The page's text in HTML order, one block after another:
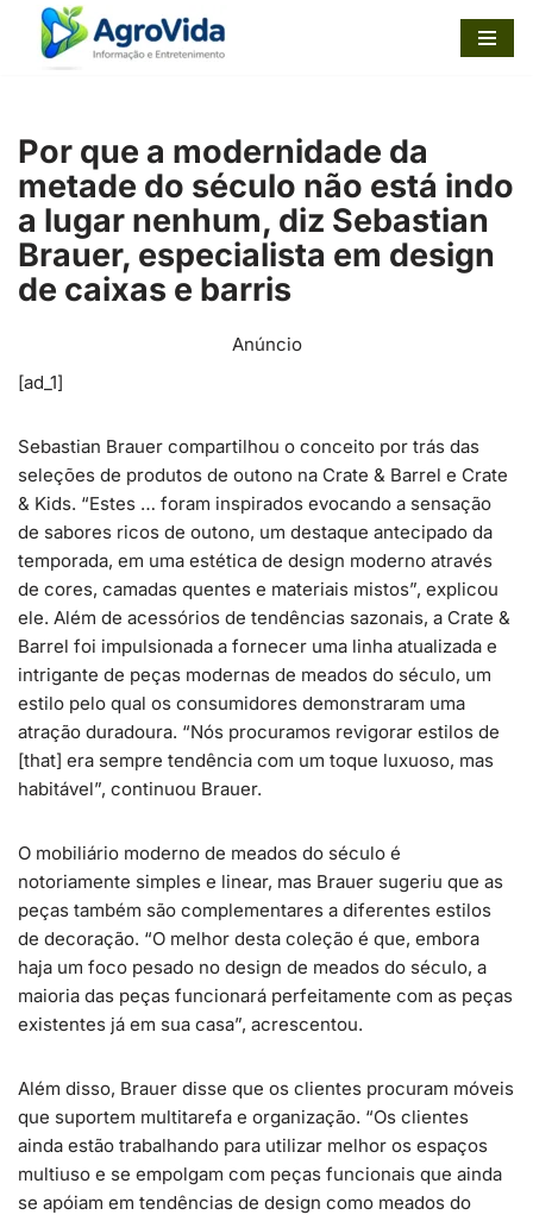
Pular
conteúdo
Por que a modernidade da
metade do século não está indo
a lugar nenhum, diz Sebastian
Brauer, especialista em design
de caixas e barris
Anúncio
[ad_1]
Sebastian Brauer compartilhou o conceito por trás das
seleções de produtos de outono na Crate & Barrel e Crate
& Kids. “Estes … foram inspirados evocando a sensação
de sabores ricos de outono, um destaque antecipado da
temporada, em uma estética de design moderno através
de cores, camadas quentes e materiais mistos”, explicou
ele. Além de acessórios de tendências sazonais, a Crate &
Barrel foi impulsionada a fornecer uma linha atualizada e
intrigante de peças modernas de meados do século, um
estilo pelo qual os consumidores demonstraram uma
atração duradoura. “Nós procuramos revigorar estilos de
[that] era sempre tendência com um toque luxuoso, mas
habitável”, continuou Brauer.
O mobiliário moderno de meados do século é
notoriamente simples e linear, mas Brauer sugeriu que as
peças também são complementares a diferentes estilos
de decoração. “O melhor desta coleção é que, embora
haja um foco pesado no design de meados do século, a
maioria das peças funcionará perfeitamente com as peças
existentes já em sua casa”, acrescentou.
Além disso, Brauer disse que os clientes procuram móveis
que suportem multitarefa e organização. “Os clientes
ainda estão trabalhando para utilizar melhor os espaços
multiuso e se empolgam com peças funcionais que ainda
se apóiam em tendências de design como meados do